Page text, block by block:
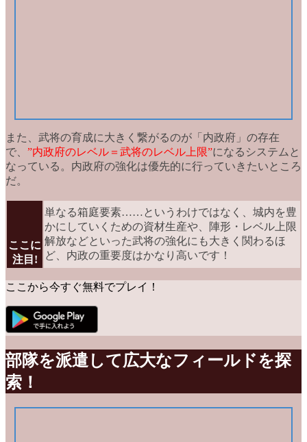
また、武将の育成に大きく繋がるのが 「内政府」 の存在
で、 ”内政府のレベル＝武将のレベル上限”になるシステムと
なっている。内政府の強化は優先的に行っていきたいところ
だ。
ここに
注目!
単なる箱庭要素……というわけではなく、城内を豊
かにしていくための資材生産や、陣形・レベル上限
解放などといった武将の強化にも大きく関わるほ
ど、内政の重要度はかなり高いです！
ここから今すぐ無料でプレイ！
部隊を派遣して広大なフィールドを探
索！